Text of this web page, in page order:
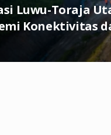
Luwu-Toraja
Konektivitas